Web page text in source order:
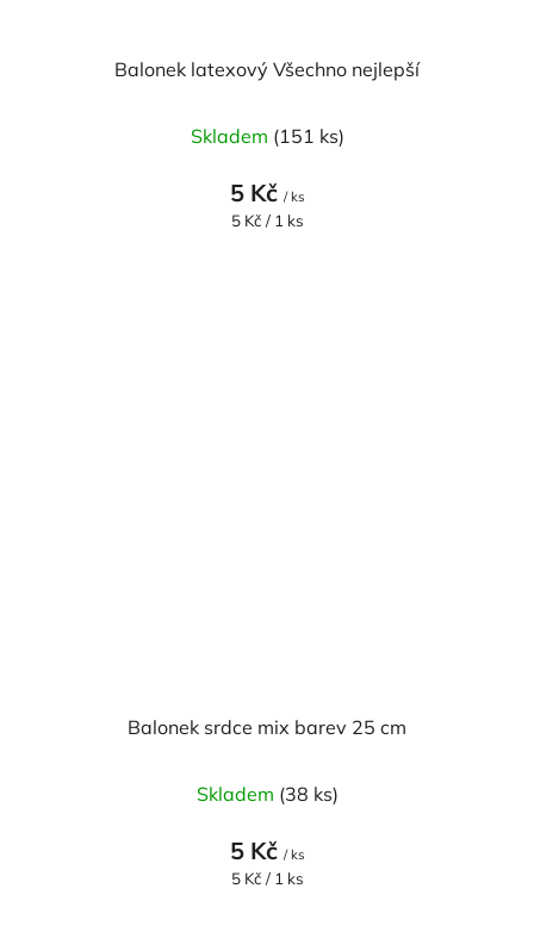
Balonek latexový Všechno nejlepší
Skladem (151 ks)
5 Kč / ks
Měrná
5 Kč / 1 ks
Balonek srdce mix barev 25 cm
hodnocení
produktu
je
Skladem (38 ks)
5 Kč / ks
Měrná
5 Kč / 1 ks